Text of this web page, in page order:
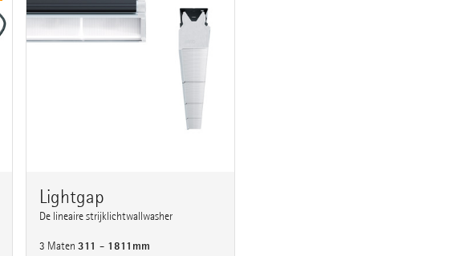
Lightgap
De lineaire strijklichtwallwasher
3 Maten 311 - 1811mm